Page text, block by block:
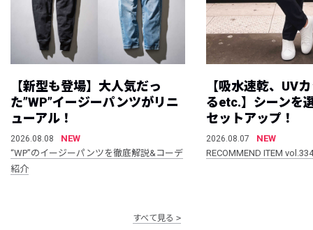
【新型も登場】大人気だっ
た”WP”イージーパンツがリニ
ューアル！
2026.08.08
NEW
“WP”のイージーパンツを徹底解説&コーデ
紹介
【吸水速乾、UV
るetc.】シーンを
セットアップ！
2026.08.07
NEW
RECOMMEND ITEM vol.334
すべて見る